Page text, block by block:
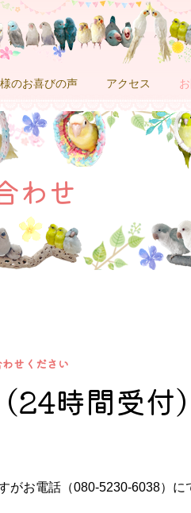
のお喜びの声 アクセス
わせ
せください
（24時間受付）
お電話（080-5230-6038）に